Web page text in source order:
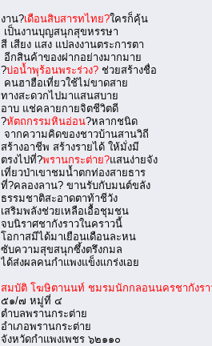
งาน?เดือนสิบสารทไทย?ใครก็คุ้น
เป็นงานบุญสนุกสุขหรรษา
สี เสียง แสง แปลงงานตระการตา
อีกสินค้าของฝากอย่างมากมาย
?บ่อน้ำพุร้อนพระร่วง? ช่วยสร้างชื่อ
คนฮาฮือเที่ยวใช้ไม่ขาดสาย
ทางสะดวกไปมาแสนสบาย
อาบ แช่คลายกายจิตชีวิตดี
?หัตถกรรมหินอ่อน?หลากชนิด
จากความคิดของชาวบ้านสานวิถี
สร้างอาชีพ สร้างรายได้ ให้มั่งมี
ตรงไปที่?พรานกระต่าย?แสนง่ายจัง
เที่ยวป่าเขาชมน้ำตกท่องสายธาร
ที่?คลองลาน? ขานรับกับมนต์ขลัง
ธรรมชาติสะอาดตาท้าชีวัง
เสริมพลังช่วยเหลือเอื้อชุมชน
จบนิราศชากังราวในคราวนี้
โอกาสมีได้มาเยือนเดือนละหน
ซับความสุขสนุกซึ้งตรึงกมล
ได้ส่งผลคนกำแพงแข็งแกร่งเอย
สมบัติ โฆษิตานนท์ ชมรมนักกลอนนครชากังรา
๕๑/๗ หมู่ที่ ๔
ตำบลพรานกระต่าย
อำเภอพรานกระต่าย
จังหวัดกำแพงเพชร ๖๒๑๑๐